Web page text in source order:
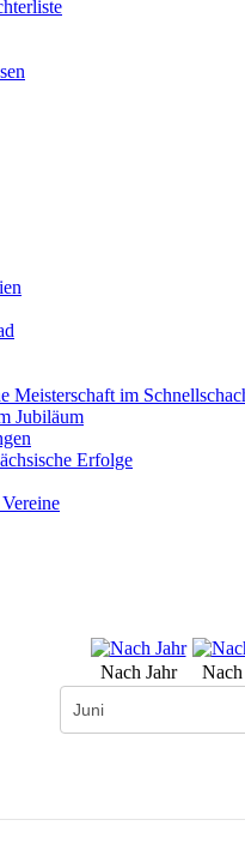
Meisterschaft im
Jubiläum
Erfolge
Nach Jahr